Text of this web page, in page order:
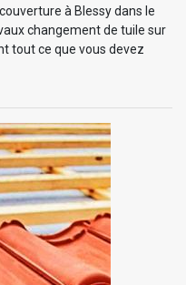
à Blessy dans le
changement de tuile sur
tout ce que vous devez